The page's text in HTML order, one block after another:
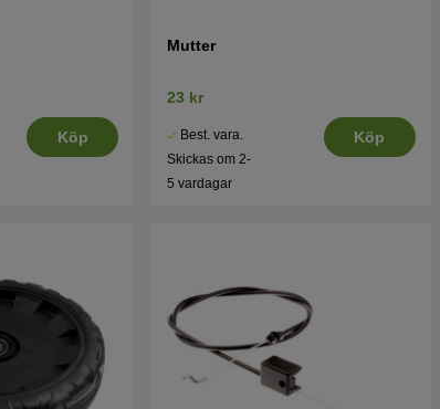
Köp
Mutter
23 kr
Best. vara.
Skickas om 2-
5 vardagar
Köp